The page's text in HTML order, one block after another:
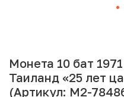
Монета 10 бат
Таиланд «25 лет
(Артикул: M2-